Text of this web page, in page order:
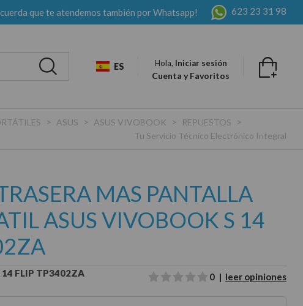
que te atendemos también por Whatsapp! 623 23 31 98
ES Hola, Iniciar sesión
Cuenta y Favoritos
> ASUS > ASUS VIVOBOOK > REPUESTOS >
Tu Servicio Técnico Electrónico Integral
MAS PANTALLA
ASUS VIVOBOOK S 14
FLIP TP3402ZA 0 | leer opiniones